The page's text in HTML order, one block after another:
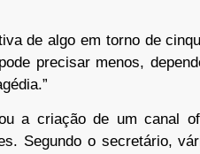
de algo em torno de
precisar menos,
a criação de um canal
Segundo o secretário,